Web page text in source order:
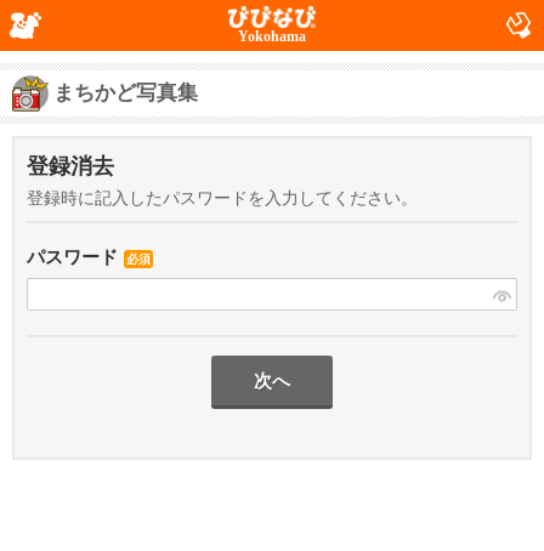
Yokohama
まちかど写真集
登録消去
登録時に記入したパスワードを入力してください。
パスワード 必須